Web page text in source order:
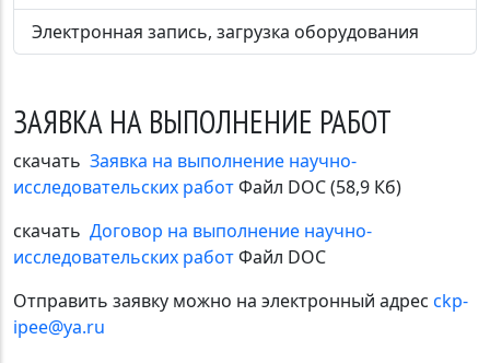
Электронная запись, загрузка оборудования
ЗАЯВКА НА ВЫПОЛНЕНИЕ РАБОТ
скачать Заявка на выполнение научно-
исследовательских работФайл DOC (58,9 Кб)
скачать Договор на выполнение научно-
исследовательских работФайл DOC
Отправить заявку можно на электронный адрес ckp-
ipee@ya.ru